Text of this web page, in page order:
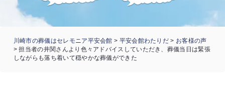
川崎市の葬儀はセレモニア平安会館 > 平安会館わたりだ > お客様の声
>担当者の井関さんより色々アドバイスしていただき、葬儀当日は緊張
しながらも落ち着いて穏やかな葬儀ができた